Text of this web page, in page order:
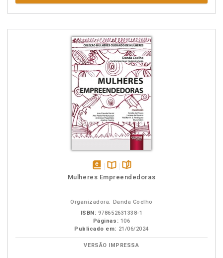
disponívelDisponível
páginas
Mulheres Empreendedoras
Organizadora: Danda Coelho
ISBN: 978652631338-1
Páginas: 106
Publicado em: 21/06/2024
VERSÃO IMPRESSA